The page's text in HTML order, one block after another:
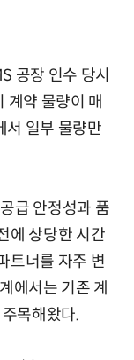
공장 인수 당시
계약 물량이 매
서 일부 물량만
급 안정성과 품
에 상당한 시간
트너를 자주 변
에서는 기존 계
목해왔다.